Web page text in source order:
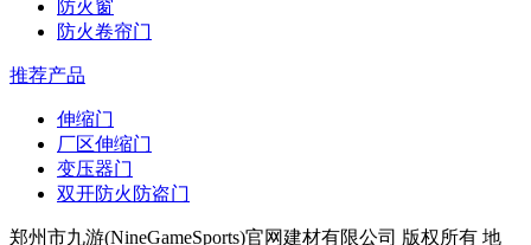
防火窗
防火卷帘门
推荐产品
伸缩门
厂区伸缩门
变压器门
双开防火防盗门
郑州市九游(NineGameSports)官网建材有限公司 版权所有 地